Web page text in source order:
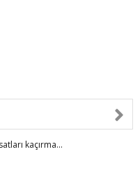
kaçırma...